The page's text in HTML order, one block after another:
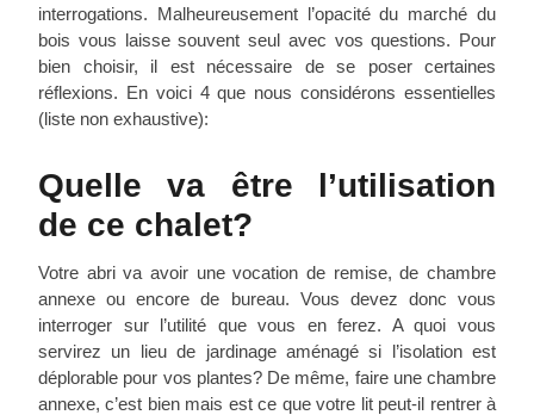
interrogations. Malheureusement l’opacité du marché du
bois vous laisse souvent seul avec vos questions. Pour
bien choisir, il est nécessaire de se poser certaines
réflexions. En voici 4 que nous considérons essentielles
(liste non exhaustive):
Quelle va être l’utilisation
de ce chalet?
Votre abri va avoir une vocation de remise, de chambre
annexe ou encore de bureau. Vous devez donc vous
interroger sur l’utilité que vous en ferez. A quoi vous
servirez un lieu de jardinage aménagé si l’isolation est
déplorable pour vos plantes? De même, faire une chambre
annexe, c’est bien mais est ce que votre lit peut-il rentrer à